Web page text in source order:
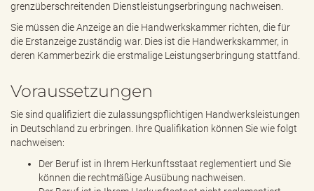
grenzüberschreitenden Dienstleistungserbringung nachweisen.
Sie müssen die Anzeige an die Handwerkskammer richten, die für
die Erstanzeige zuständig war. Dies ist die Handwerkskammer, in
deren Kammerbezirk die erstmalige Leistungserbringung stattfand.
Voraussetzungen
Sie sind qualifiziert die zulassungspflichtigen Handwerksleistungen
in Deutschland zu erbringen. Ihre Qualifikation können Sie wie folgt
nachweisen:
Der Beruf ist in Ihrem Herkunftsstaat reglementiert und Sie
können die rechtmäßige Ausübung nachweisen.